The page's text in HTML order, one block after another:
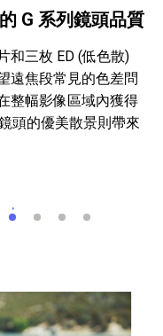
70-350 mm (等同 525
(圖)100 mm
(圖)200 mm
(圖)350 mm
G 系列鏡頭品質
和三枚 ED (低色散)
遠焦段常見的色差問
整幅影像區域內獲得
頭的優美散景則帶來